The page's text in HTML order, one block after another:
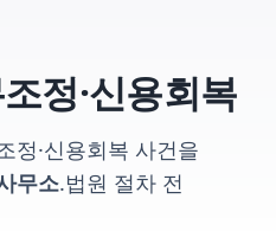
정·신용회복
정·신용회복 사건을
무소.법원 절차 전